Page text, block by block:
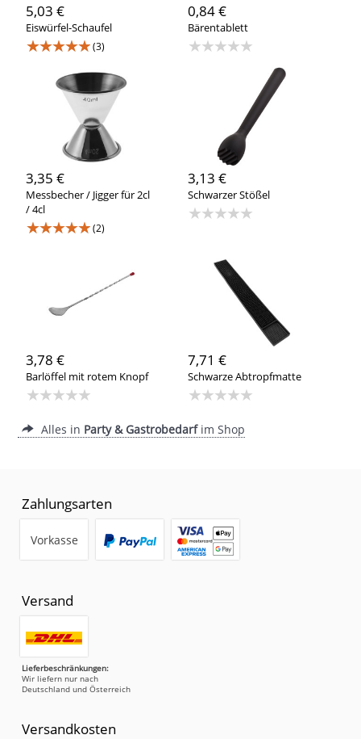
5,03 €
Eiswürfel-Schaufel
★★★★★(3)
0,84 €
Bärentablett
★★★★★
3,35 €
Messbecher / Jigger für 2cl
/ 4cl
★★★★★(2)
3,13 €
Schwarzer Stößel
★★★★★
3,78 €
Barlöffel mit rotem Knopf
★★★★★
7,71 €
Schwarze Abtropfmatte
★★★★★
Alles in Party & Gastrobedarfim Shop
Zahlungsarten
Vorkasse
Versand
Lieferbeschränkungen:
Wir liefern nur nach
Deutschland und Österreich
Versandkosten